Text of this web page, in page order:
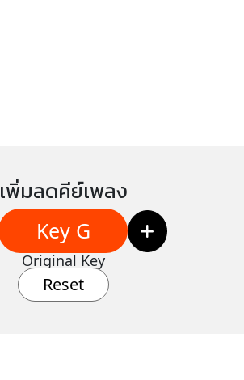
เพิ่มลดคีย์เพลง
Key G
Original Key
Reset